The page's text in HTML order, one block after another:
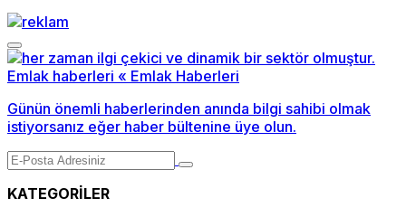
Günün önemli haberlerinden anında bilgi sahibi olmak
istiyorsanız eğer haber bültenine üye olun.
KATEGORİLER